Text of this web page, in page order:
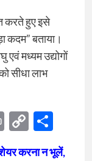
करते हुए इसे
कदम” बताया।
मध्यम उद्योगों
सीधा लाभ
Print
Copy
Link
करना न भूलें,